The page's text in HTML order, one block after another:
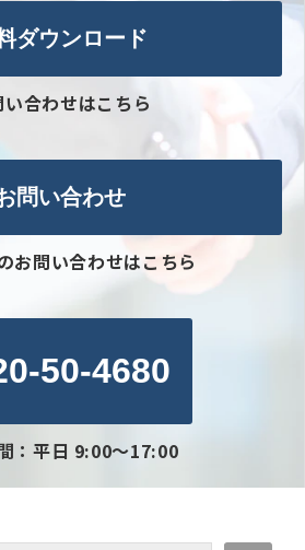
ダウンロード
い合わせはこちら
問い合わせ
お問い合わせはこちら
50-4680
：平日 9:00～17:00